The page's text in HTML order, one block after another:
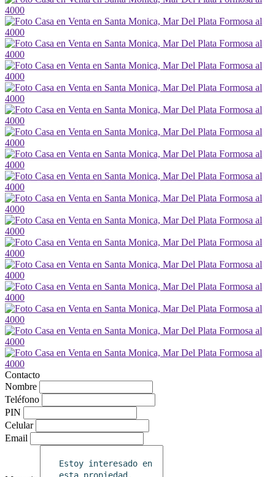
Contacto
Nombre
Teléfono
PIN
Celular
Email